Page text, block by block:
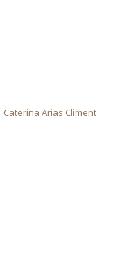
Caterina Arias Climent